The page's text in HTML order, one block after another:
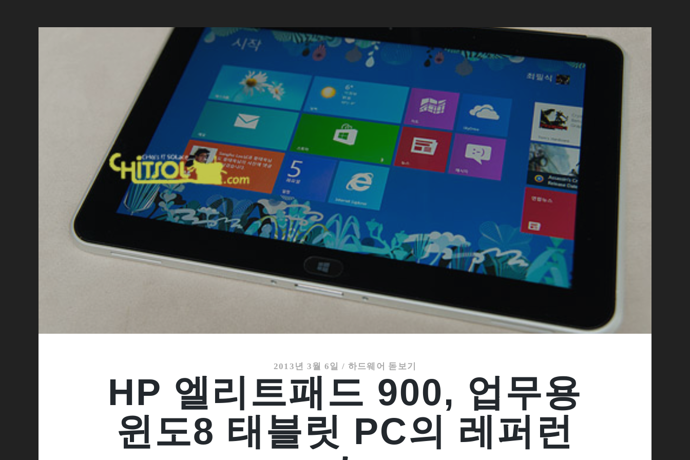
2013년 3월 6일 / 하드웨어 돋보기
HP 엘리트패드 900, 업무용
윈도8 태블릿 PC의 레퍼런